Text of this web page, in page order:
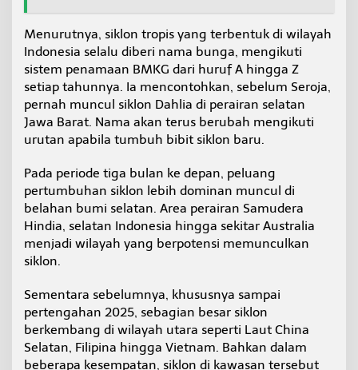
Menurutnya, siklon tropis yang terbentuk di wilayah
Indonesia selalu diberi nama bunga, mengikuti
sistem penamaan BMKG dari huruf A hingga Z
setiap tahunnya. Ia mencontohkan, sebelum Seroja,
pernah muncul siklon Dahlia di perairan selatan
Jawa Barat. Nama akan terus berubah mengikuti
urutan apabila tumbuh bibit siklon baru.
Pada periode tiga bulan ke depan, peluang
pertumbuhan siklon lebih dominan muncul di
belahan bumi selatan. Area perairan Samudera
Hindia, selatan Indonesia hingga sekitar Australia
menjadi wilayah yang berpotensi memunculkan
siklon.
Sementara sebelumnya, khususnya sampai
pertengahan 2025, sebagian besar siklon
berkembang di wilayah utara seperti Laut China
Selatan, Filipina hingga Vietnam. Bahkan dalam
beberapa kesempatan, siklon di kawasan tersebut